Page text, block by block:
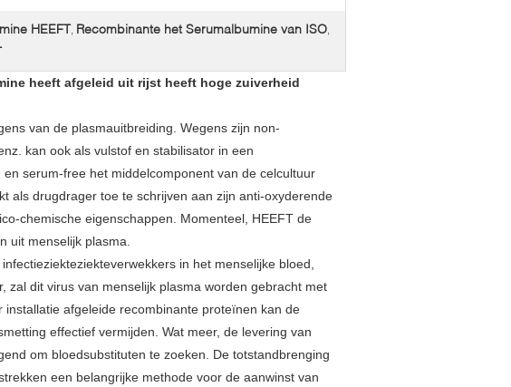
HEEFT, Recombinante het Serumalbumine van ISO,
heeft afgeleid uit rijst heeft hoge zuiverheid
van de plasmauitbreiding. Wegens zijn non-
kan ook als vulstof en stabilisator in een
serum-free het middelcomponent van de celcultuur
als drugdrager toe te schrijven aan zijn anti-oxyderende
chemische eigenschappen. Momenteel, HEEFT de
uit menselijk plasma.
in het menselijke bloed,
zal dit virus van menselijk plasma worden gebracht met
afgeleide recombinante proteïnen kan de
effectief vermijden. Wat meer, de levering van
om bloedsubstituten te zoeken. De totstandbrenging
een belangrijke methode voor de aanwinst van